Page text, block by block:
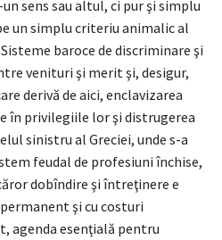
sens sau altul, ci pur şi simplu
un simplu criteriu animalic al
baroce de discriminare şi
venituri şi merit şi, desigur,
derivă de aici, enclavizarea
în privilegiile lor şi distrugerea
sinistru al Greciei, unde s-a
feudal de profesiuni închise,
dobîndire şi întreţinere e
şi cu costuri
agenda esenţială pentru